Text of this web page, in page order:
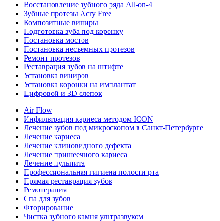
Восстановление зубного ряда All‑on‑4
Зубные протезы Acry Free
Композитные виниры
Подготовка зуба под коронку
Постановка мостов
Постановка несъемных протезов
Ремонт протезов
Реставрация зубов на штифте
Установка виниров
Установка коронки на имплантат
Цифровой и 3D слепок
Air Flow
Инфильтрация кариеса методом ICON
Лечение зубов под микроскопом в Санкт-Петербурге
Лечение кариеса
Лечение клиновидного дефекта
Лечение пришеечного кариеса
Лечение пульпита
Профессиональная гигиена полости рта
Прямая реставрация зубов
Ремотерапия
Спа для зубов
Фторирование
Чистка зубного камня ультразвуком